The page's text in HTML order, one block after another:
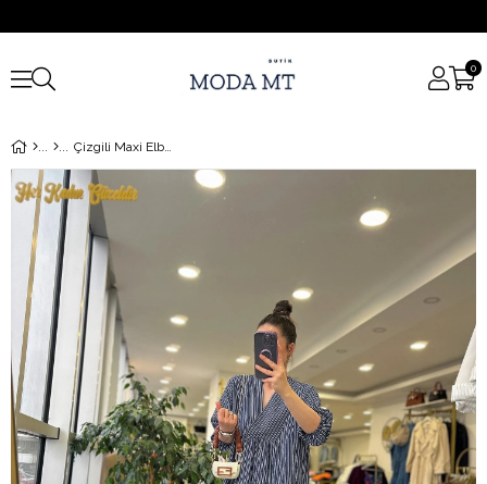
0
Çizgili Maxi Elbise